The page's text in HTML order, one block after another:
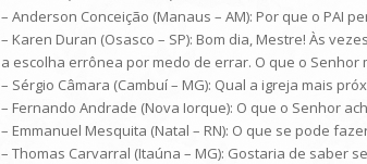
– Anderson Conceição (Manaus – AM): Por que o PAI
– Karen Duran (Osasco – SP): Bom dia, Mestre! Às
a escolha errônea por medo de errar. O que o
– Sérgio Câmara (Cambuí – MG): Qual a igreja mais
– Fernando Andrade (Nova Iorque): O que o Senhor
– Emmanuel Mesquita (Natal – RN): O que se pode
– Thomas Carvarral (Itaúna – MG): Gostaria de saber